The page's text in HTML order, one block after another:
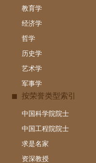
教育学
经济学
哲学
历史学
艺术学
军事学
按荣誉类型索引
中国科学院院士
中国工程院院士
求是名家
资深教授